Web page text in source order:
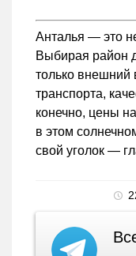
Анталья — это
Выбирая район
только внешний
транспорта,
конечно, цены
в этом
свой уголок —